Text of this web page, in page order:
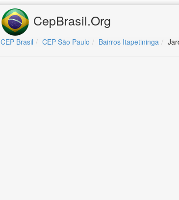
CepBrasil.Org
CEP Brasil CEP São Paulo Bairros Itapetininga